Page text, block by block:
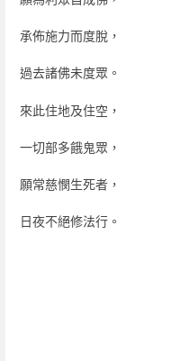
承佈施力而度脫，
過去諸佛未度眾。
來此住地及住空，
一切部多餓鬼眾，
願常慈憫生死者，
日夜不絕修法行。